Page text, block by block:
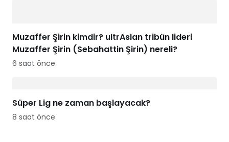
Muzaffer Şirin kimdir? ultrAslan tribün lideri
Muzaffer Şirin (Sebahattin Şirin) nereli?
6 saat önce
Süper Lig ne zaman başlayacak?
8 saat önce